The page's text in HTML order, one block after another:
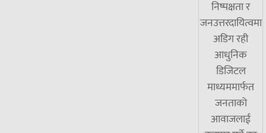
निष्पक्षता र
जनउत्तरदायित्वमा
अडिग रही
आधुनिक
डिजिटल
माध्यममार्फत
जनताको
आवाजलाई